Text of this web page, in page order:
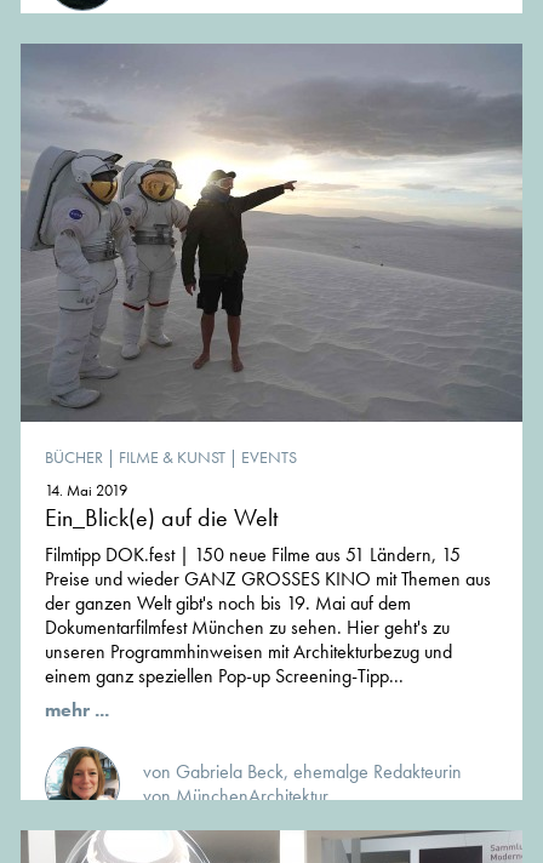
BÜCHER | FILME & KUNST | EVENTS
14. Mai 2019
Ein_Blick(e) auf die Welt
Filmtipp DOK.fest | 150 neue Filme aus 51 Ländern, 15
Preise und wieder GANZ GROSSES KINO mit Themen aus
der ganzen Welt gibt's noch bis 19. Mai auf dem
Dokumentarfilmfest München zu sehen. Hier geht's zu
unseren Programmhinweisen mit Architekturbezug und
einem ganz speziellen Pop-up Screening-Tipp...
mehr ...
von Gabriela Beck, ehemalge Redakteurin
von MünchenArchitektur